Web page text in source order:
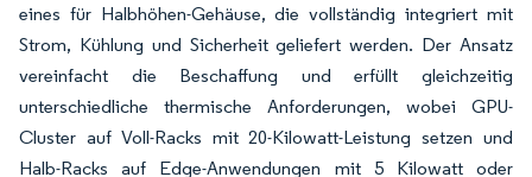
eines für Halbhöhen-Gehäuse, die vollständig integriert mit
Strom, Kühlung und Sicherheit geliefert werden. Der Ansatz
vereinfacht die Beschaffung und erfüllt gleichzeitig
unterschiedliche thermische Anforderungen, wobei GPU-
Cluster auf Voll-Racks mit 20-Kilowatt-Leistung setzen und
Halb-Racks auf Edge-Anwendungen mit 5 Kilowatt oder